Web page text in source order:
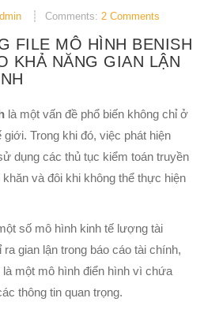
Comments: 2 Comments
FILE MÔ HÌNH BENISH
KHẢ NĂNG GIAN LẬN
là một vấn đề phổ biến không chỉ ở
Trong khi đó, việc phát hiện
dụng các thủ tục kiểm toán truyền
và đôi khi không thể thực hiện
số mô hình kinh tế lượng tài
gian lận trong báo cáo tài chính,
là một mô hình điển hình vì chứa
thông tin quan trọng.